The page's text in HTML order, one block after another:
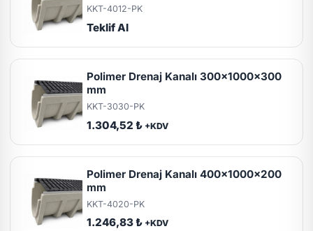
KKT-4012-PK
Teklif Al
Polimer Drenaj Kanalı 300x1000x300
mm
KKT-3030-PK
1.304,52 ₺ +KDV
Polimer Drenaj Kanalı 400x1000x200
mm
KKT-4020-PK
1.246,83 ₺ +KDV